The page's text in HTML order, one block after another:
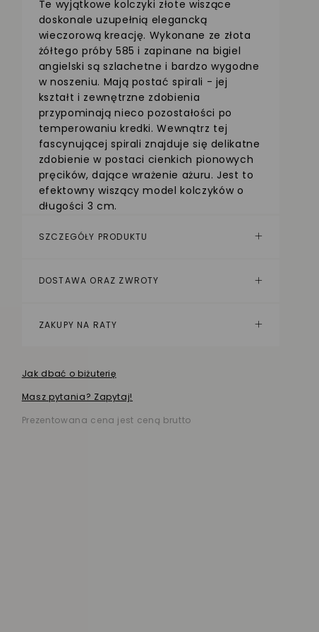
Te wyjątkowe kolczyki złote wiszące
doskonale uzupełnią elegancką
wieczorową kreację. Wykonane ze złota
żółtego próby 585 i zapinane na bigiel
angielski są szlachetne i bardzo wygodne
w noszeniu. Mają postać spirali - jej
kształt i zewnętrzne zdobienia
przypominają nieco pozostałości po
temperowaniu kredki. Wewnątrz tej
fascynującej spirali znajduje się delikatne
zdobienie w postaci cienkich pionowych
pręcików, dające wrażenie ażuru. Jest to
efektowny wiszący model kolczyków o
długości 3 cm.
SZCZEGÓŁY PRODUKTU
DOSTAWA ORAZ ZWROTY
ZAKUPY NA RATY
Jak dbać o biżuterię
Masz pytania? Zapytaj!
Prezentowana cena jest ceną brutto